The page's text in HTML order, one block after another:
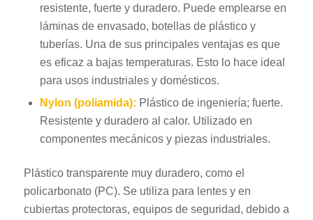
resistente, fuerte y duradero. Puede emplearse en
láminas de envasado, botellas de plástico y
tuberías. Una de sus principales ventajas es que
es eficaz a bajas temperaturas. Esto lo hace ideal
para usos industriales y domésticos.
Nylon (poliamida): Plástico de ingeniería; fuerte.
Resistente y duradero al calor. Utilizado en
componentes mecánicos y piezas industriales.
Plástico transparente muy duradero, como el
policarbonato (PC). Se utiliza para lentes y en
cubiertas protectoras, equipos de seguridad, debido a